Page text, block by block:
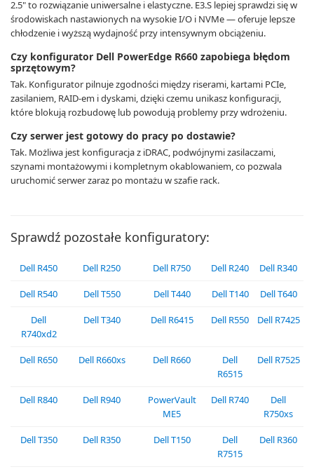
2.5" to rozwiązanie uniwersalne i elastyczne. E3.S lepiej sprawdzi się w
środowiskach nastawionych na wysokie I/O i NVMe — oferuje lepsze
chłodzenie i wyższą wydajność przy intensywnym obciążeniu.
Czy konfigurator Dell PowerEdge R660 zapobiega błędom
sprzętowym?
Tak. Konfigurator pilnuje zgodności między riserami, kartami PCIe,
zasilaniem, RAID-em i dyskami, dzięki czemu unikasz konfiguracji,
które blokują rozbudowę lub powodują problemy przy wdrożeniu.
Czy serwer jest gotowy do pracy po dostawie?
Tak. Możliwa jest konfiguracja z iDRAC, podwójnymi zasilaczami,
szynami montażowymi i kompletnym okablowaniem, co pozwala
uruchomić serwer zaraz po montażu w szafie rack.
Sprawdź pozostałe konfiguratory:
Dell R450 Dell R250 Dell R750 Dell R240 Dell R340
Dell R540 Dell T550 Dell T440 Dell T140 Dell T640
Dell
R740xd2
Dell T340 Dell R6415 Dell R550 Dell R7425
Dell R650 Dell R660xs Dell R660
Dell
R6515
Dell R7525
Dell R840 Dell R940
PowerVault
ME5
Dell R740
Dell
R750xs
Dell T350 Dell R350 Dell T150
Dell
R7515
Dell R360